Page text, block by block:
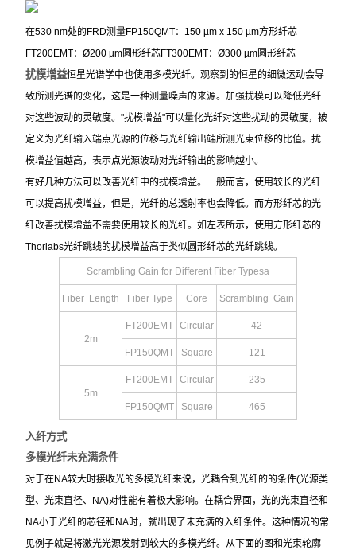
在530 nm处的FRD测量FP150QMT：150 µm x 150 µm方形纤芯
FT200EMT：Ø200 µm圆形纤芯FT300EMT：Ø300 µm圆形纤芯
扰模增益恒星光谱学中也使用多模光纤。观察到的恒星的细微运动会导
致所测光谱的变化，这是一种测量噪声的来源。加强扰模可以降低光纤
对这些波动的灵敏度。"扰模增益"可以量化光纤对这些扰动的灵敏度，被
定义为光纤输入端点光源的位移与光纤输出端所测光束位移的比值。扰
模增益值越高，表示点光源波动对光纤输出的影响越小。
有好几种方法可以改善光纤中的扰模增益。一般而言，使用较长的光纤
可以提高扰模增益，但是，光纤的总透射率也会降低。而方形纤芯的光
纤改善扰模增益不需要使用较长的光纤。如左表所示，使用方形纤芯的
Thorlabs光纤跳线的扰模增益高于类似圆形纤芯的光纤跳线。
Scrambling Gain for Different Fiber Typesa
Fiber Length Fiber Type Core Scrambling Gain
2m
FT200EMT Circular 42
FP150QMT Square 121
5m
FT200EMT Circular 235
FP150QMT Square 465
入纤方式
多模光纤未充满条件
对于在NA较大时接收光的多模光纤来说，光耦合到光纤的的条件(光源类
型、光束直径、NA)对性能有着极大影响。在耦合界面，光的光束直径和
NA小于光纤的芯径和NA时，就出现了未充满的入纤条件。这种情况的常
见例子就是将激光光源发射到较大的多模光纤。从下面的图和光束轮廓